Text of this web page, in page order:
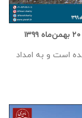
است و به امداد